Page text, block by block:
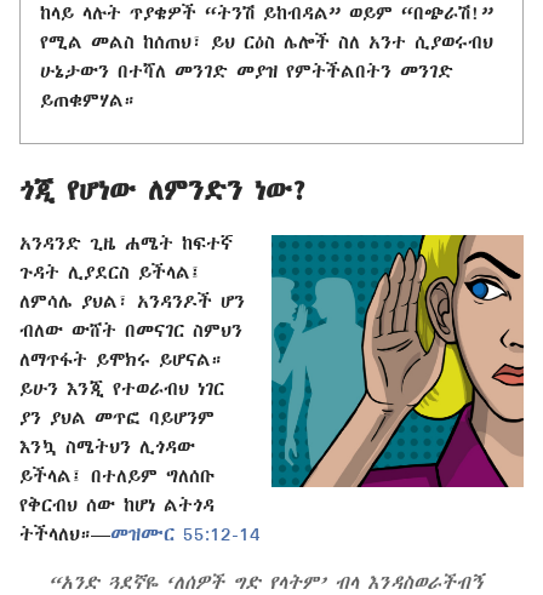
ከላይ ላሉት ጥያቄዎች “ትንሽ ይከብዳል” ወይም “በጭራሽ!”
የሚል መልስ ከሰጠህ፣ ይህ ርዕስ ሌሎች ስለ አንተ ሲያወሩብህ
ሁኔታውን በተሻለ መንገድ መያዝ የምትችልበትን መንገድ
ይጠቁምሃል።
ጎጂ የሆነው ለምንድን ነው?
አንዳንድ ጊዜ ሐሜት ከፍተኛ
ጉዳት ሊያደርስ ይችላል፤
ለምሳሌ ያህል፣ አንዳንዶች ሆን
ብለው ውሸት በመናገር ስምህን
ለማጥፋት ይሞክሩ ይሆናል።
ይሁን እንጂ የተወራብህ ነገር
ያን ያህል መጥፎ ባይሆንም
እንኳ ስሜትህን ሊጎዳው
ይችላል፤ በተለይም ግለሰቡ
የቅርብህ ሰው ከሆነ ልትጎዳ
ትችላለህ።​—መዝሙር 55:12-14
“አንድ ጓደኛዬ ‘ለሰዎች ግድ የላትም’ ብላ እንዳስወራችብኝ